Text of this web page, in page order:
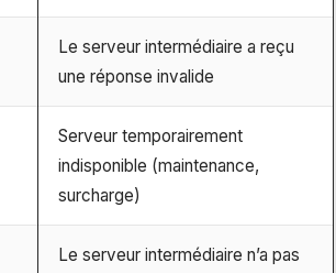
Le serveur intermédiaire a reçu
une réponse invalide
Serveur temporairement
indisponible (maintenance,
surcharge)
Le serveur intermédiaire n’a pas